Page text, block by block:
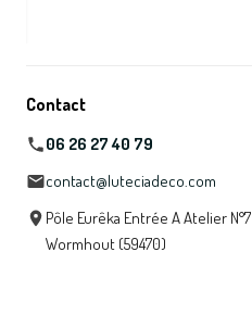
Contact
06 26 27 40 79
contact@luteciadeco.com
Pôle Eurêka Entrée A Atelier N°7
Wormhout (59470)